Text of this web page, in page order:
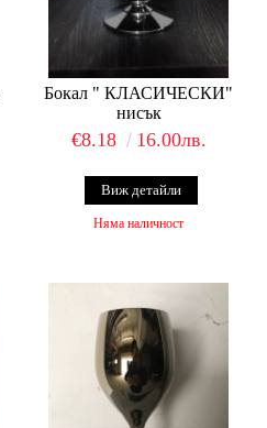
Бокал " КЛАСИЧЕСКИ"
нисък
€8.18 16.00лв.
Виж детайли
Няма наличност